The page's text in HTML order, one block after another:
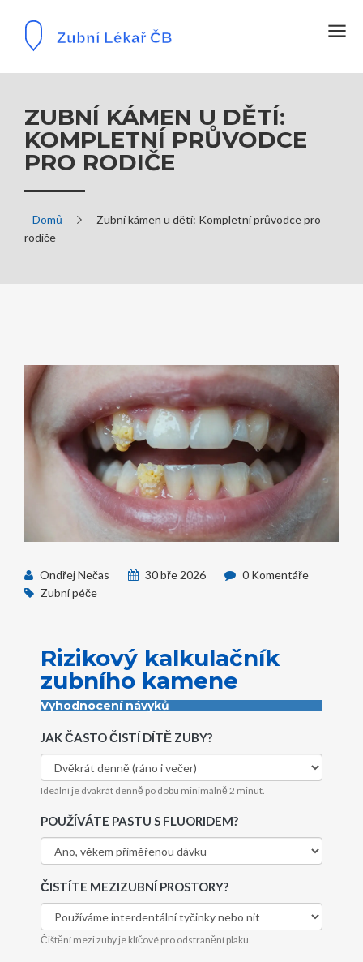
ZUBNÍ KÁMEN U DĚTÍ:
KOMPLETNÍ PRŮVODCE
PRO RODIČE
Domů
Zubní kámen u dětí: Kompletní průvodce pro
rodiče
Ondřej Nečas 30 bře 2026
0 Komentáře
Zubní péče
Rizikový kalkulačník
zubního kamene
Vyhodnocení návyků
JAK ČASTO ČISTÍ DÍTĚ ZUBY?
Ideální je dvakrát denně po dobu minimálně 2 minut.
POUŽÍVÁTE PASTU S FLUORIDEM?
ČISTÍTE MEZIZUBNÍ PROSTORY?
Čištění mezi zuby je klíčové pro odstranění plaku.